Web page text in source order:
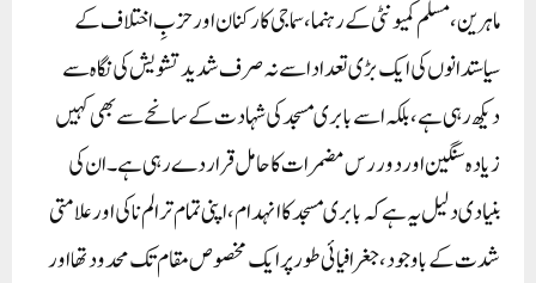
ماہرین، مسلم کمیونٹی کے رہنما، سماجی کارکنان اور حزبِ اختلاف کے
سیاستدانوں کی ایک بڑی تعداد اسے نہ صرف شدید تشویش کی نگاہ سے
دیکھ رہی ہے، بلکہ اسے بابری مسجد کی شہادت کے سانحے سے بھی کہیں
زیادہ سنگین اور دور رس مضمرات کا حامل قرار دے رہی ہے۔ ان کی
بنیادی دلیل یہ ہے کہ بابری مسجد کا انہدام، اپنی تمام تر الم ناکی اور علامتی
شدت کے باوجود، جغرافیائی طور پر ایک مخصوص مقام تک محدود تھا اور